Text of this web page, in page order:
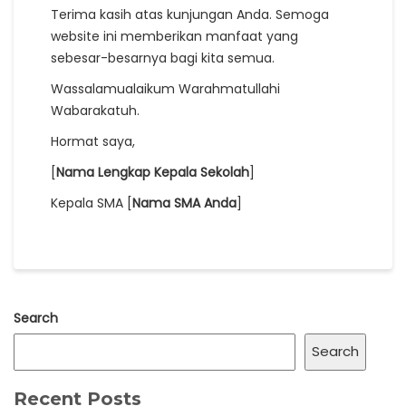
Terima kasih atas kunjungan Anda. Semoga
website ini memberikan manfaat yang
sebesar-besarnya bagi kita semua.
Wassalamualaikum Warahmatullahi
Wabarakatuh.
Hormat saya,
[Nama Lengkap Kepala Sekolah]
Kepala SMA [Nama SMA Anda]
Search
Search
Recent Posts